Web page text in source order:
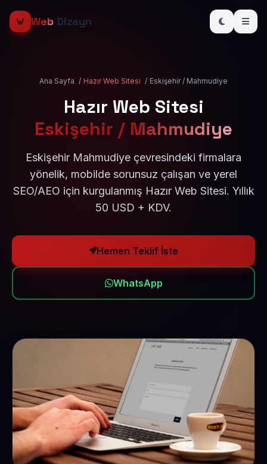
Web Dizayn
Ana Sayfa / Hazır Web Sitesi / Eskişehir / Mahmudiye
Hazır Web Sitesi
Eskişehir / Mahmudiye
Eskişehir Mahmudiye çevresindeki firmalara
yönelik, mobilde sorunsuz çalışan ve yerel
SEO/AEO için kurgulanmış Hazır Web Sitesi. Yıllık
50 USD + KDV.
Hemen Teklif İste
WhatsApp